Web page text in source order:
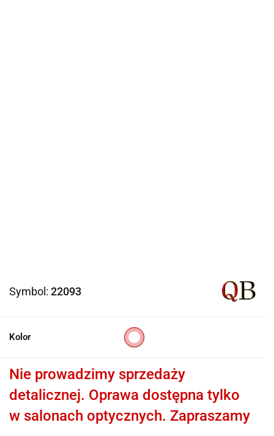
Symbol: 22093
Kolor
Nie prowadzimy sprzedaży
detalicznej. Oprawa dostępna tylko
w salonach optycznych. Zapraszamy